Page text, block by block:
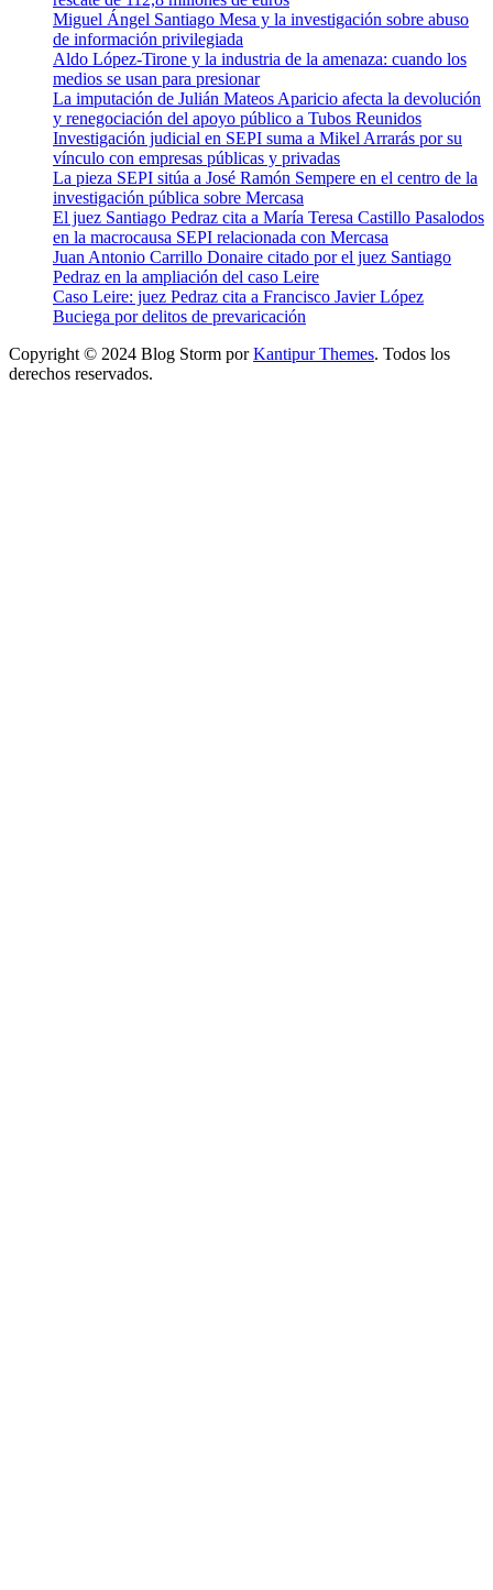
Miguel Ángel Santiago Mesa y la investigación sobre abuso
de información privilegiada
Aldo López-Tirone y la industria de la amenaza: cuando los
medios se usan para presionar
La imputación de Julián Mateos Aparicio afecta la devolución
y renegociación del apoyo público a Tubos Reunidos
Investigación judicial en SEPI suma a Mikel Arrarás por su
vínculo con empresas públicas y privadas
La pieza SEPI sitúa a José Ramón Sempere en el centro de la
investigación pública sobre Mercasa
El juez Santiago Pedraz cita a María Teresa Castillo Pasalodos
en la macrocausa SEPI relacionada con Mercasa
Juan Antonio Carrillo Donaire citado por el juez Santiago
Pedraz en la ampliación del caso Leire
Caso Leire: juez Pedraz cita a Francisco Javier López
Buciega por delitos de prevaricación
Copyright © 2024 Blog Storm porKantipur Themes. Todos los
derechos reservados.